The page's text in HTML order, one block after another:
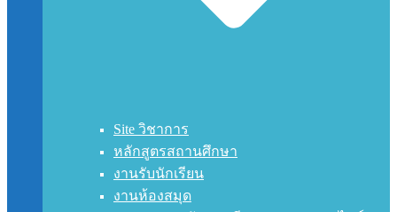
Site วิชาการ
หลักสูตรสถานศึกษา
งานรับนักเรียน
งานห้องสมุด